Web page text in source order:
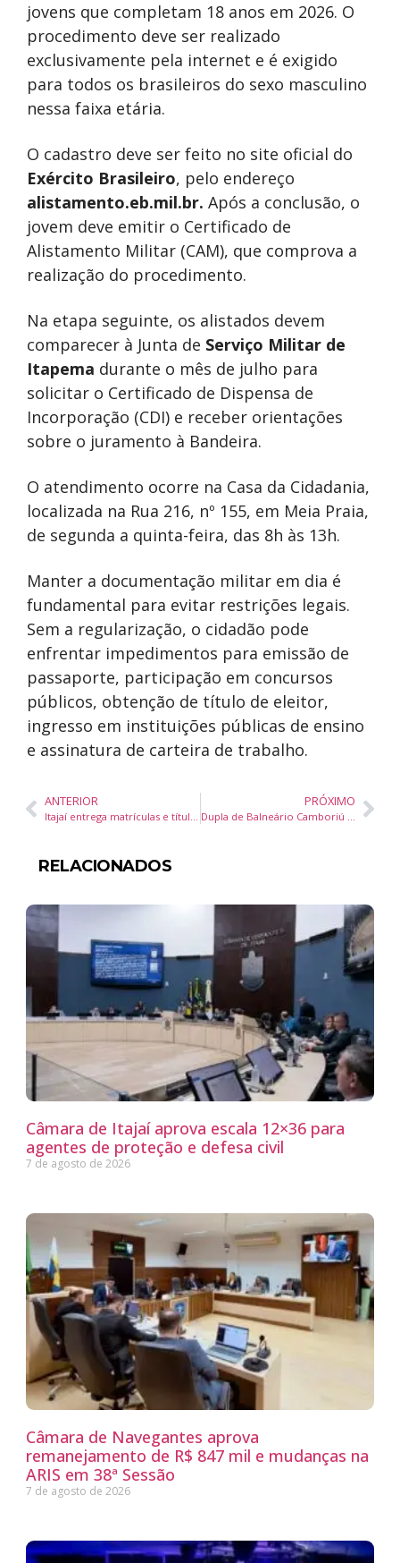
jovens que completam 18 anos em 2026. O
procedimento deve ser realizado
exclusivamente pela internet e é exigido
para todos os brasileiros do sexo masculino
nessa faixa etária.
O cadastro deve ser feito no site oficial do
Exército Brasileiro, pelo endereço
alistamento.eb.mil.br. Após a conclusão, o
jovem deve emitir o Certificado de
Alistamento Militar (CAM), que comprova a
realização do procedimento.
Na etapa seguinte, os alistados devem
comparecer à Junta de Serviço Militar de
Itapema durante o mês de julho para
solicitar o Certificado de Dispensa de
Incorporação (CDI) e receber orientações
sobre o juramento à Bandeira.
O atendimento ocorre na Casa da Cidadania,
localizada na Rua 216, nº 155, em Meia Praia,
de segunda a quinta-feira, das 8h às 13h.
Manter a documentação militar em dia é
fundamental para evitar restrições legais.
Sem a regularização, o cidadão pode
enfrentar impedimentos para emissão de
passaporte, participação em concursos
públicos, obtenção de título de eleitor,
ingresso em instituições públicas de ensino
e assinatura de carteira de trabalho.
ANTERIOR
Itajaí entrega matrículas e títulos de propriedade a famílias do Nova Divinéia durante seminário de regularização fundiária
PRÓXIMO
Dupla de Balneário Camboriú conquista terceiro lugar na 2ª etapa do Circuito Catarinense de Vôlei de Praia Sub-21
RELACIONADOS
Câmara de Itajaí aprova escala 12×36 para
agentes de proteção e defesa civil
7 de agosto de 2026
Câmara de Navegantes aprova
remanejamento de R$ 847 mil e mudanças na
ARIS em 38ª Sessão
7 de agosto de 2026